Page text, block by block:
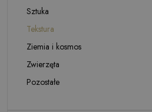
Sztuka
Tekstura
Ziemia i kosmos
Zwierzęta
Pozostałe